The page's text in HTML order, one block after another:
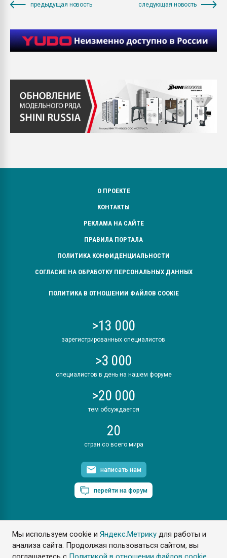
Мы используем cookie иЯндекс.Метрику для работы и
анализа сайта. Продолжая пользоваться сайтом, вы
предыдущая новость следующая новость
О ПРОЕКТЕ
КОНТАКТЫ
РЕКЛАМА НА САЙТЕ
ПРАВИЛА ПОРТАЛА
ПОЛИТИКА КОНФИДЕНЦИАЛЬНОСТИ
СОГЛАСИЕ НА ОБРАБОТКУ ПЕРСОНАЛЬНЫХ ДАННЫХ
ПОЛИТИКА В ОТНОШЕНИИ ФАЙЛОВ COOKIE
>13 000
зарегистрированных специалистов
>3 000
специалистов в день на нашем форуме
>20 000
тем обсуждается
20
стран со всего мира
написать нам
перейти на форум
ПластЭксперт © 2006. Все права защищены
Разрешается копирование материалов сайта с обязательной
ссылкой на www.e-plastic.ru